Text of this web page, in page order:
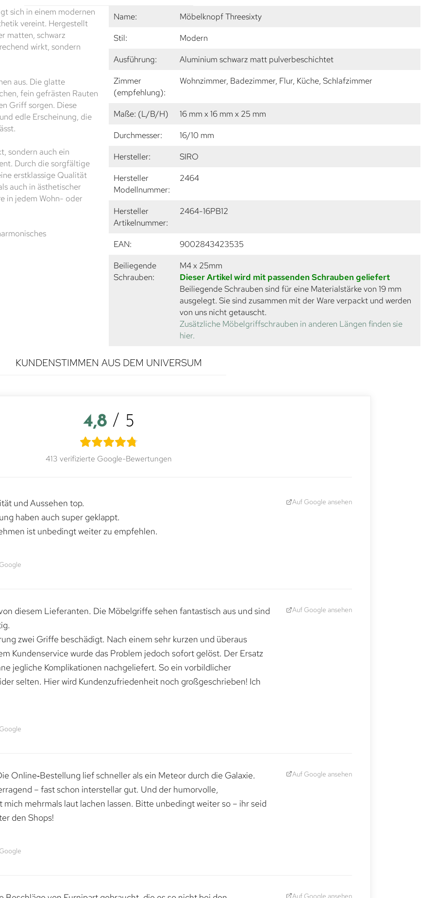
sich in einem modernen
vereint. Hergestellt
matten, schwarz
wirkt, sondern
aus. Die glatte
fein gefrästen Rauten
Griff sorgen. Diese
edle Erscheinung, die
sondern auch ein
Durch die sorgfältige
erstklassige Qualität
auch in ästhetischer
in jedem Wohn- oder
Name:
Möbelknopf Threesixty
Stil:
Modern
Ausführung:
Aluminium schwarz matt pulverbeschichtet
Zimmer
(empfehlung):
Wohnzimmer, Badezimmer, Flur, Küche, Schlafzimmer
Maße: (L/B/H)
16 mm x 16 mm x 25 mm
Durchmesser:
16/10 mm
Hersteller:
SIRO
Hersteller
Modellnummer:
2464
Hersteller
Artikelnummer:
2464-16PB12
EAN:
9002843423535
Beiliegende
Schrauben:
M4 x 25mm
Dieser Artikel wird mit passenden Schrauben geliefert
Beiliegende Schrauben sind für eine Materialstärke von 19 mm
ausgelegt. Sie sind zusammen mit der Ware verpackt und werden
von uns nicht getauscht.
Zusätzliche Möbelgriffschrauben in anderen Längen finden sie
hier.
KUNDENSTIMMEN AUS DEM UNIVERSUM
4,8 / 5
413 verifizierte Google-Bewertungen
und Aussehen top.
haben auch super geklappt.
ist unbedingt weiter zu empfehlen.
Auf Google ansehen
diesem Lieferanten. Die Möbelgriffe sehen fantastisch aus und sind
zwei Griffe beschädigt. Nach einem sehr kurzen und überaus
Kundenservice wurde das Problem jedoch sofort gelöst. Der Ersatz
jegliche Komplikationen nachgeliefert. So ein vorbildlicher
selten. Hier wird Kundenzufriedenheit noch großgeschrieben! Ich
Auf Google ansehen
Online‑Bestellung lief schneller als ein Meteor durch die Galaxie.
– fast schon interstellar gut. Und der humorvolle,
mich mehrmals laut lachen lassen. Bitte unbedingt weiter so – ihr seid
den Shops!
Auf Google ansehen
Auf Google ansehen